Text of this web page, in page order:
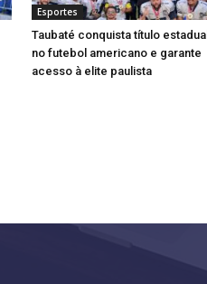
Esportes
Taubaté conquista título estadual
no futebol americano e garante
acesso à elite paulista